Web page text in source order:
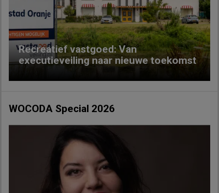
Recreatief vastgoed: Van
executieveiling naar nieuwe toekomst
Next
WOCODA Special 2026